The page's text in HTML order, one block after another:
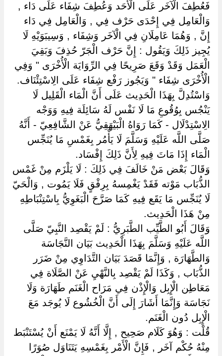
فَعُطِفَ الْآخَر عَلَى الْأَحَد وَعُطِفَ شِفَاء عَلَى دَاء ,
وَالْعَامِل فِي إِحْدَى حَرْف فِي , وَالْعَامِل فِي دَاء
إِنَّ , وَهُمَا عَامِلَانِ فِي الْآخَر وَشِفَاء , وَسِيبَوَيْهِ لَا
يُجِيز ذَلِكَ وَيَقُول : إِنَّ حَرْف الْجَرّ حُذِفَ وَبَقِيَ
الْعَمَل وَقَدْ وَقَعَ صَرِيحًا فِي الرِّوَايَة الْأُخْرَى " وَفِي
الْأُخْرَى شِفَاء " وَيَجُوز رَفْع شِفَاء عَلَى الِاسْتِئْنَاف.
وَاسْتُدِلَّ بِهَذَا الْحَدِيث عَلَى أَنَّ الْمَاء الْقَلِيل لَا
يَنْجُس بِوُقُوعِ مَا لَا نَفْس لَهُ سَائِلَة فِيهِ وَوَجْه
الِاسْتِدْلَال - كَمَا رَوَاهُ الْبَيْهَقِيُّ عَنْ الشَّافِعِيّ - أَنَّهُ
صَلَّى اللَّه عَلَيْهِ وَسَلَّمَ لَا يَأْمُر بِغَمْسِ مَا يُنَجِّس
الْمَاء إِذَا مَاتَ فِيهِ لِأَنَّ ذَلِكَ إِفْسَاد.
وَقَالَ بَعْض مَنْ خَالَفَ فِي ذَلِكَ : لَا يَلْزَم مِنْ غَمْس
الذُّبَاب مَوْته فَقَدْ يَغْمِسهُ بِرِفْقٍ فَلَا يَمُوت , وَالْحَيّ
لَا يُنَجِّس مَا يَقَع فِيهِ كَمَا صَرَّحَ الْبَغَوِيُّ بِاسْتِنْبَاطِهِ
مِنْ هَذَا الْحَدِيث.
وَقَالَ أَبُو الطَّيِّب الطَّبَرِيُّ : لَمْ يَقْصِد النَّبِيّ صَلَّى
اللَّه عَلَيْهِ وَسَلَّمَ بِهَذَا الْحَدِيث بَيَان النَّجَاسَة
وَالطَّهَارَة , وَإِنَّمَا قَصَدَ بَيَان التَّدَاوِي مِنْ ضَرَر
الذُّبَاب , وَكَذَا لَمْ يَقْصِد بِالنَّهْيِ عَنْ الصَّلَاة فِي
مَعَاطِن الْإِبِل وَالْإِذْن فِي مَرَاح الْغَنَم طَهَارَة وَلَا
نَجَاسَة وَإِنَّمَا أَشَارَ إِلَى أَنَّ الْخُشُوع لَا يُوجَد مَعَ
الْإِبِل دُون الْغَنَم.
قُلْت : وَهُوَ كَلَام صَحِيح , إِلَّا أَنَّهُ لَا يَمْنَع أَنْ يُسْتَنْبَط
مِنْهُ حُكْم آخَر , فَإِنَّ الْأَمْر بِغَمْسِهِ يَتَنَاوَل صُوَرًا